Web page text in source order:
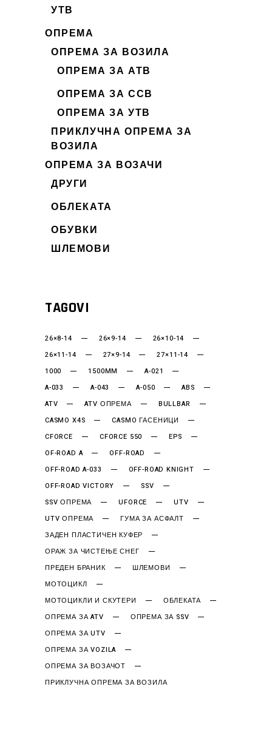
УТВ
ОПРЕМА
ОПРЕМА ЗА ВОЗИЛА
ОПРЕМА ЗА АТВ
ОПРЕМА ЗА ССВ
ОПРЕМА ЗА УТВ
ПРИКЛУЧНА ОПРЕМА ЗА
ВОЗИЛА
ОПРЕМА ЗА ВОЗАЧИ
ДРУГИ
ОБЛЕКАТА
ОБУВКИ
ШЛЕМОВИ
TAGOVI
26×8-14 26×9-14
26×10-14
26×11-14
27×9-14
27×11-14
1000
1500MM
A-021
A-033
A-043 A-050
ABS
ATV
ATV ОПРЕМА
BULLBAR
CASMO X4S
CASMO ГАСЕНИЦИ
CFORCE
CFORCE 550
EPS
OF-ROAD A
OFF-ROAD
OFF-ROAD A-033
OFF-ROAD KNIGHT
OFF-ROAD VICTORY
SSV
SSV ОПРЕМА
UFORCE
UTV
UTV ОПРЕМА
ГУМА ЗА АСФАЛТ
ЗАДЕН ПЛАСТИЧЕН КУФЕР
ОРАЖ ЗА ЧИСТЕЊЕ СНЕГ
ПРЕДЕН БРАНИК
ШЛЕМОВИ
МОТОЦИКЛ
МОТОЦИКЛИ И СКУТЕРИ
ОБЛЕКАТА
ОПРЕМА ЗА ATV
ОПРЕМА ЗА SSV
ОПРЕМА ЗА UTV
ОПРЕМА ЗА VOZILA
ОПРЕМА ЗА ВОЗАЧОТ
ПРИКЛУЧНА ОПРЕМА ЗА ВОЗИЛА